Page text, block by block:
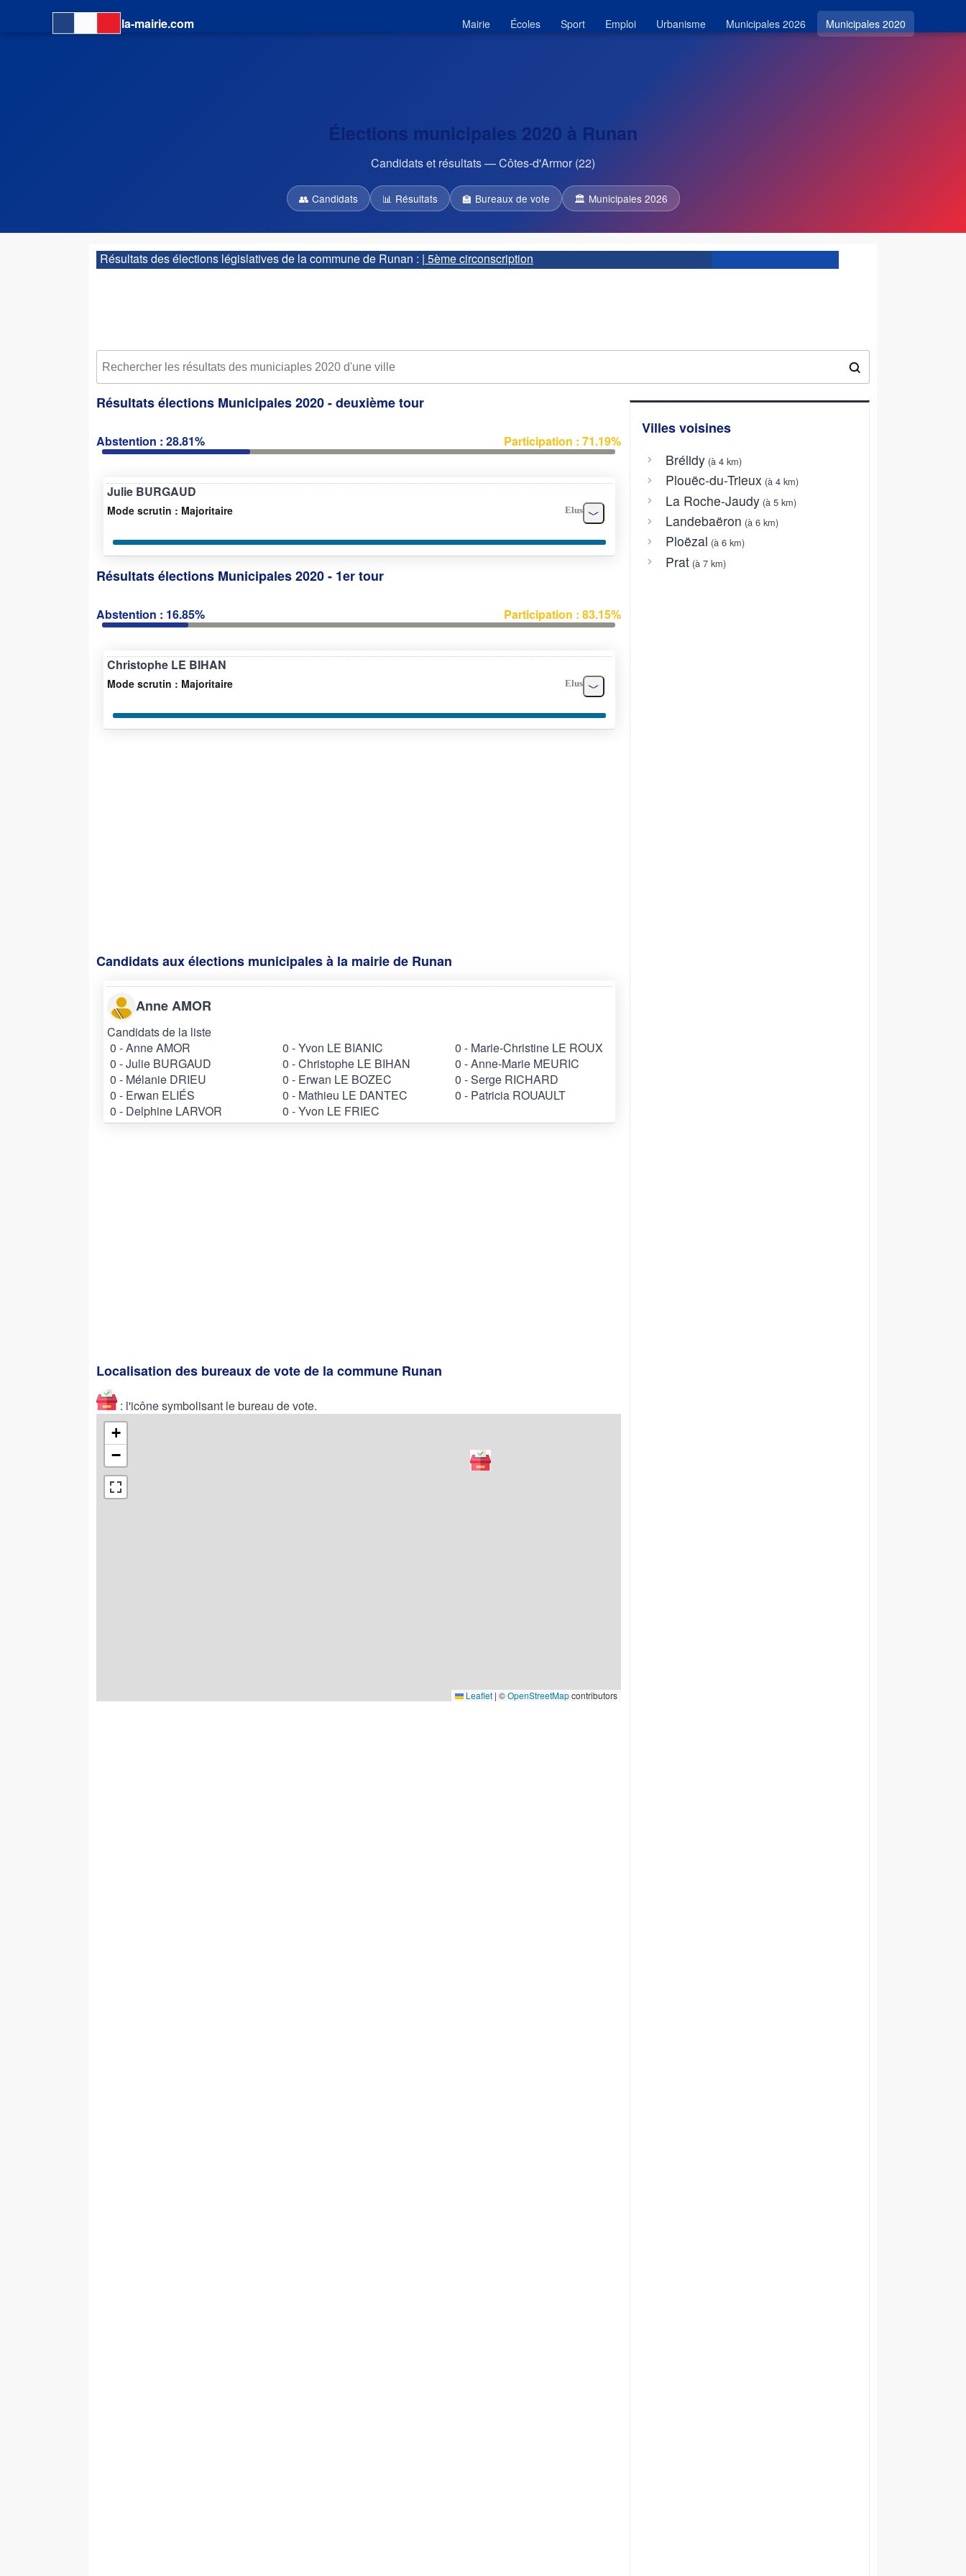
Municipales 2020
Élections municipales 2020 à Runan
Candidats et résultats — Côtes-d'Armor (22)
👥 Candidats 📊 Résultats 🏫 Bureaux de vote 🏛 Municipales 2026
Résultats des élections législatives de la commune de Runan : | 5ème circonscription
Résultats élections Municipales 2020 - deuxième tour
Abstention : 28.81% Participation : 71.19%
Julie BURGAUD
Mode scrutin : Majoritaire Elus
Résultats élections Municipales 2020 - 1er tour
Abstention : 16.85% Participation : 83.15%
Christophe LE BIHAN
Mode scrutin : Majoritaire Elus
Candidats aux élections municipales à la mairie de Runan
Anne AMOR
Candidats de la liste
0 - Anne AMOR
0 - Julie BURGAUD
0 - Mélanie DRIEU
0 - Erwan ELIÉS
0 - Delphine LARVOR
0 - Yvon LE BIANIC
0 - Christophe LE BIHAN
0 - Erwan LE BOZEC
0 - Mathieu LE DANTEC
0 - Yvon LE FRIEC
0 - Marie-Christine LE ROUX
0 - Anne-Marie MEURIC
0 - Serge RICHARD
0 - Patricia ROUAULT
Localisation des bureaux de vote de la commune Runan
: l'icône symbolisant le bureau de vote.
+
−
Leaflet | ©OpenStreetMapcontributors
Villes voisines
Brélidy(à 4 km)
Plouëc-du-Trieux (à 4 km)
La Roche-Jaudy(à 5 km)
Landebaëron (à 6 km)
Ploëzal (à 6 km)
Prat(à 7 km)